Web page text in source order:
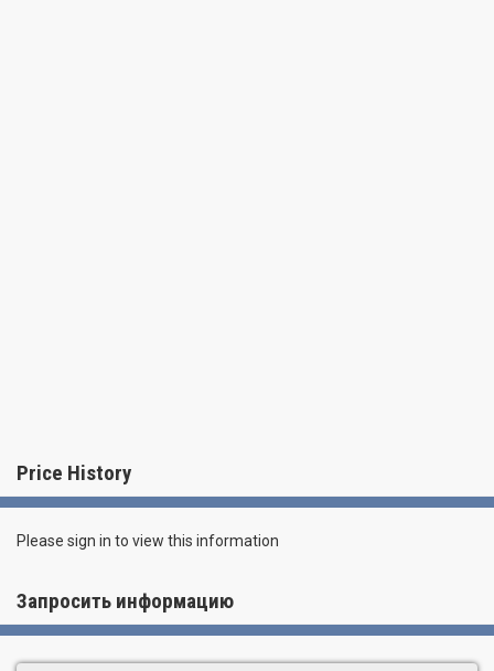
Price History
Please sign in to view this information
Запросить информацию